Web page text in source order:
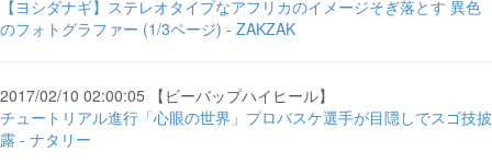
【ヨシダナギ】ステレオタイプなアフリカのイメージそぎ落とす 異色
のフォトグラファー (1/3ページ) - ZAKZAK
2017/02/10 02:00:05 【ビーバップハイヒール】
チュートリアル進行「心眼の世界」プロバスケ選手が目隠しでスゴ技披
露 - ナタリー